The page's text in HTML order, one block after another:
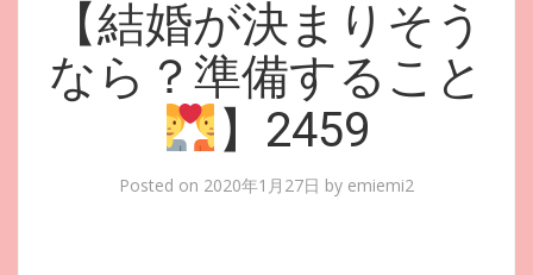
【結婚が決まりそう
なら？準備すること
】2459
Posted on 2020年1月27日 by emiemi2